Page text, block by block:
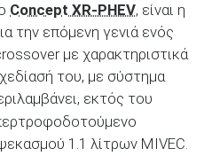
Concept XR-PHEV, είναι η
την επόμενη γενιά ενός
με χαρακτηριστικά
του, με σύστημα
εκτός του
1.1 λίτρων MIVEC.